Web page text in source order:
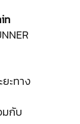
ะทาง
มกับ